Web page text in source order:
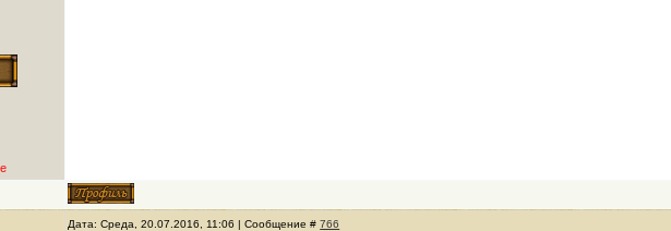
Дата: Среда, 20.07.2016, 11:06 | Сообщение #766